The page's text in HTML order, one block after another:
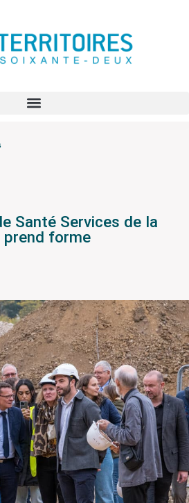
Santé Services de la
prend forme